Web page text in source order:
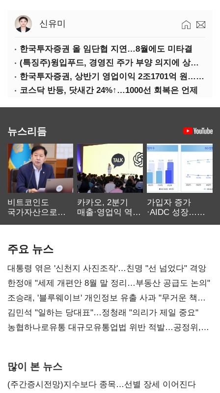
신유미
한국투자증권 올 임단협 지연…8월에도 미타결
(특징주)윙입푸드, 경영진 주가 부양 의지에 상한가
한국투자증권, 상반기 영업이익 2조1701억 원… 전년비 89.1%↑
코스닥 반등, 닷새간 24%↑…1000선 회복은 언제
뉴스리듬
비트코인도
국가자산으로…'
카카오, 2분기
매출·영업익 역대
가입자 증가
·AIDC 성장…
주요 뉴스
대통령 엮은 '신천지 사진조작'…친명 "선 넘었다" 격앙
한정애 "세제 개편안 8월 말 정리…부동산 공급도 논의"
조승래, '블루웨이브' 개인정보 유출 사과 "무거운 책임
통감"
김민석 "일하는 당대표"…정청래 "의리가 제일 중요"
농협하나로유통 대규모유통업법 위반 적발…공정위,
많이 본 뉴스
(주간증시전망)지수보다 종목…선별 장세 이어진다